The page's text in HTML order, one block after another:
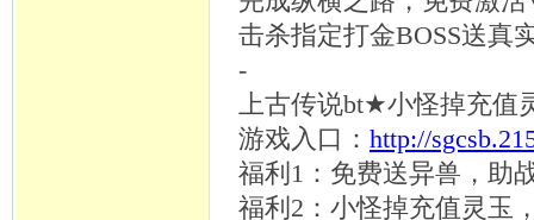
击杀指定打金BOSS送真
-
上古传说bt★小怪掉充值
游戏入口： http://
福利 1：免费送异兽，助
福利 2：小怪掉充值灵玉